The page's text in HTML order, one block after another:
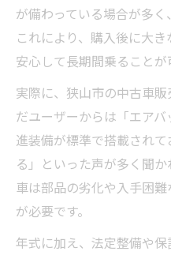
が備わっている場合が多く
これにより、購入後に大き
安心して長期間乗ることが
実際に、狭山市の中古車
だユーザーからは「エア
進装備が標準で搭載され
る」といった声が多く聞
車は部品の劣化や入手困
が必要です。
年式に加え、法定整備や